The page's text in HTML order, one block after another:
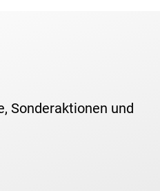
Sonderaktionen und